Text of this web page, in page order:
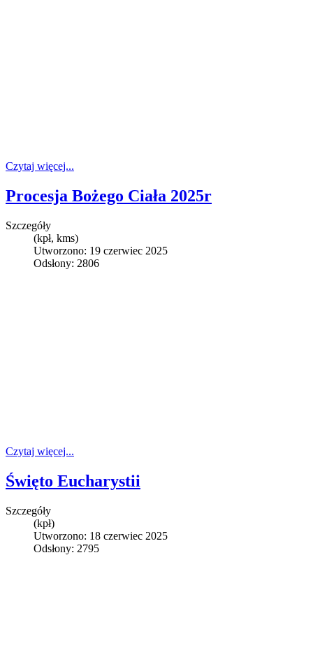
Czytaj więcej...
Procesja Bożego Ciała 2025r
Szczegóły
(kpł, kms)
Utworzono: 19 czerwiec 2025
Odsłony: 2806
Czytaj więcej...
Święto Eucharystii
Szczegóły
(kpł)
Utworzono: 18 czerwiec 2025
Odsłony: 2795